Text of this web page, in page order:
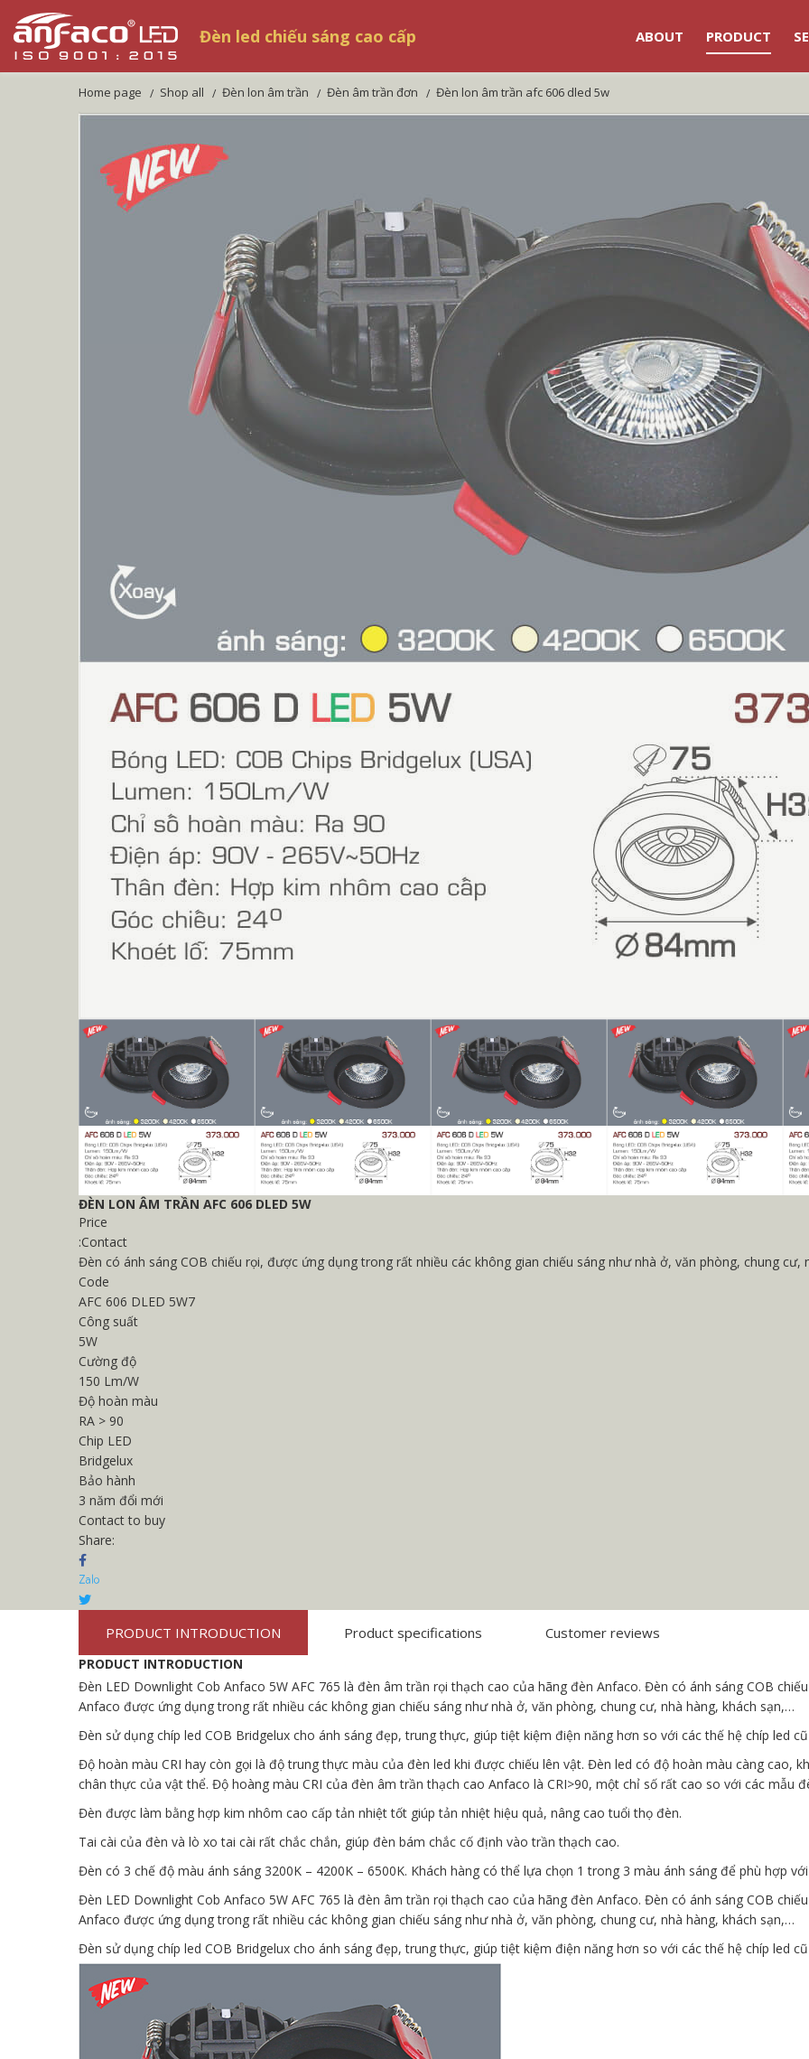
Đèn led chiếu sáng cao cấp ABOUT PRODUCT
home page shop all đèn lon âm trần đèn âm trần đơn đèn lon âm trần afc 606 dled 5w
ĐÈN LON ÂM TRẦN AFC 606 DLED 5W
Price
:Contact
Đèn có ánh sáng COB chiếu rọi, được ứng dụng trong rất nhiều các không gian chiếu sáng như nhà ở, văn phòng, chung cư,
Code
AFC 606 DLED 5W7
Công suất
5W
Cường độ
150 Lm/W
Độ hoàn màu
RA > 90
Chip LED
Bridgelux
Bảo hành
3 năm đổi mới
Contact to buy
Share:
PRODUCT INTRODUCTION Product specifications Customer reviews
PRODUCT INTRODUCTION
Đèn LED Downlight Cob Anfaco 5W AFC 765 là đèn âm trần rọi thạch cao của hãng đèn Anfaco. Đèn có ánh sáng COB
Anfaco được ứng dụng trong rất nhiều các không gian chiếu sáng như nhà ở, văn phòng, chung cư, nhà hàng, khách sạn,…
Đèn sử dụng chíp led COB Bridgelux cho ánh sáng đẹp, trung thực, giúp tiệt kiệm điện năng hơn so với các thế hệ chíp led
Độ hoàn màu CRI hay còn gọi là độ trung thực màu của đèn led khi được chiếu lên vật. Đèn led có độ hoàn màu càng cao,
chân thực của vật thể. Độ hoàng màu CRI của đèn âm trần thạch cao Anfaco là CRI>90, một chỉ số rất cao so với các mẫu
Đèn được làm bằng hợp kim nhôm cao cấp tản nhiệt tốt giúp tản nhiệt hiệu quả, nâng cao tuổi thọ đèn.
Tai cài của đèn và lò xo tai cài rất chắc chắn, giúp đèn bám chắc cố định vào trần thạch cao.
Đèn có 3 chế độ màu ánh sáng 3200K – 4200K – 6500K. Khách hàng có thể lựa chọn 1 trong 3 màu ánh sáng để phù hợp
Đèn LED Downlight Cob Anfaco 5W AFC 765 là đèn âm trần rọi thạch cao của hãng đèn Anfaco. Đèn có ánh sáng COB
Anfaco được ứng dụng trong rất nhiều các không gian chiếu sáng như nhà ở, văn phòng, chung cư, nhà hàng, khách sạn,…
Đèn sử dụng chíp led COB Bridgelux cho ánh sáng đẹp, trung thực, giúp tiệt kiệm điện năng hơn so với các thế hệ chíp led